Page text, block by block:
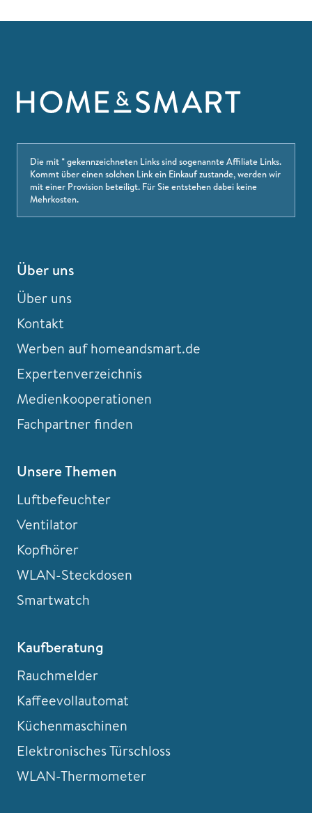
Die mit * gekennzeichneten Links sind sogenannte Affiliate Links.
Kommt über einen solchen Link ein Einkauf zustande, werden wir
mit einer Provision beteiligt. Für Sie entstehen dabei keine
Mehrkosten.
Über uns
Über uns
Kontakt
Werben auf homeandsmart.de
Expertenverzeichnis
Medienkooperationen
Fachpartner finden
Unsere Themen
Luftbefeuchter
Ventilator
Kopfhörer
WLAN-Steckdosen
Smartwatch
Kaufberatung
Rauchmelder
Kaffeevollautomat
Küchenmaschinen
Elektronisches Türschloss
WLAN-Thermometer